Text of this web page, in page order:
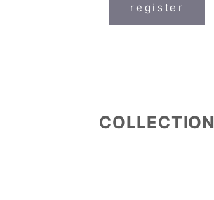
register
COLLECTION